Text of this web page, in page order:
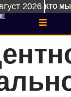
2026 КТО МЫ